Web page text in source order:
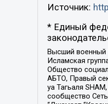
Источник:
* Единый
Высший военный
Исламская
Общество
АБТО, Правый
уа Тагьаля
сообщество